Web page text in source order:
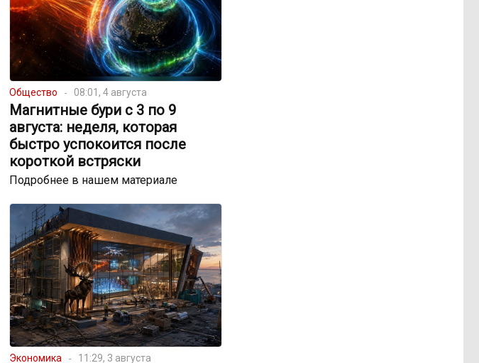
Общество 08:01, 4 августа
Магнитные бури с 3 по 9
августа: неделя, которая
быстро успокоится после
короткой встряски
Подробнее в нашем материале
Экономика 11:29, 3 августа